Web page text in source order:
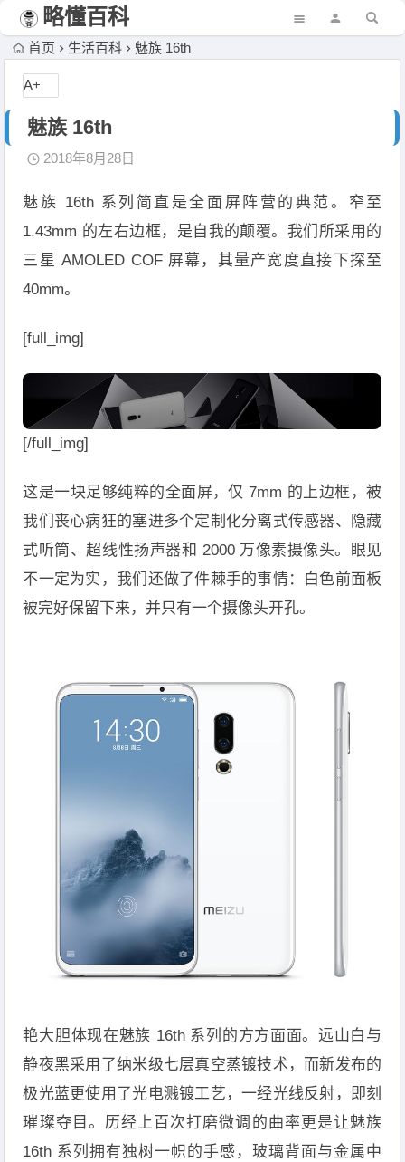
略懂百科
首页 生活百科 魅族 16th
魅族 16th
2018年8月28日
魅族 16th 系列简直是全面屏阵营的典范。窄至
1.43mm 的左右边框，是自我的颠覆。我们所采用的
三星 AMOLED COF 屏幕，其量产宽度直接下探至
40mm。
[full_img]
[/full_img]
这是一块足够纯粹的全面屏，仅 7mm 的上边框，被
我们丧心病狂的塞进多个定制化分离式传感器、隐藏
式听筒、超线性扬声器和 2000 万像素摄像头。眼见
不一定为实，我们还做了件棘手的事情：白色前面板
被完好保留下来，并只有一个摄像头开孔。
艳大胆体现在魅族 16th 系列的方方面面。远山白与
静夜黑采用了纳米级七层真空蒸镀技术，而新发布的
极光蓝更使用了光电溅镀工艺，一经光线反射，即刻
璀璨夺目。历经上百次打磨微调的曲率更是让魅族
16th 系列拥有独树一帜的手感，玻璃背面与金属中
A+